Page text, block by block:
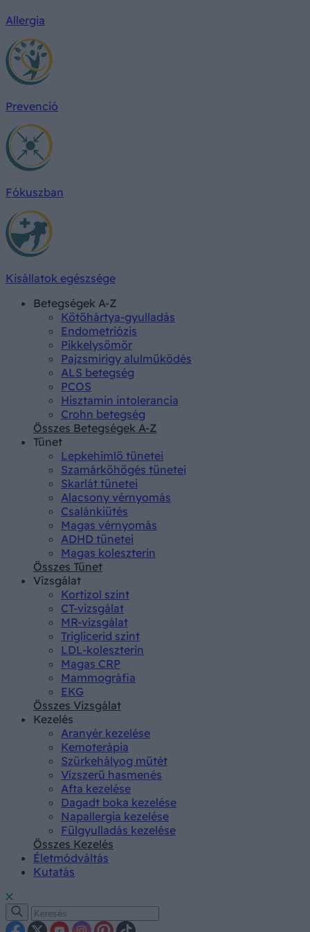
Allergia
Prevenció
Fókuszban
Kisállatok egészsége
Betegségek A-Z
Kötőhártya-gyulladás
Endometriózis
Pikkelysömör
Pajzsmirigy alulműködés
ALS betegség
PCOS
Hisztamin intolerancia
Crohn betegség
Összes Betegségek A-Z
Tünet
Lepkehimlő tünetei
Szamárköhögés tünetei
Skarlát tünetei
Alacsony vérnyomás
Csalánkiütés
Magas vérnyomás
ADHD tünetei
Magas koleszterin
Összes Tünet
Vizsgálat
Kortizol szint
CT-vizsgálat
MR-vizsgálat
Triglicerid szint
LDL-koleszterin
Magas CRP
Mammográfia
EKG
Összes Vizsgálat
Kezelés
Aranyér kezelése
Kemoterápia
Szürkehályog műtét
Vízszerű hasmenés
Afta kezelése
Dagadt boka kezelése
Napallergia kezelése
Fülgyulladás kezelése
Összes Kezelés
Életmódváltás
Kutatás